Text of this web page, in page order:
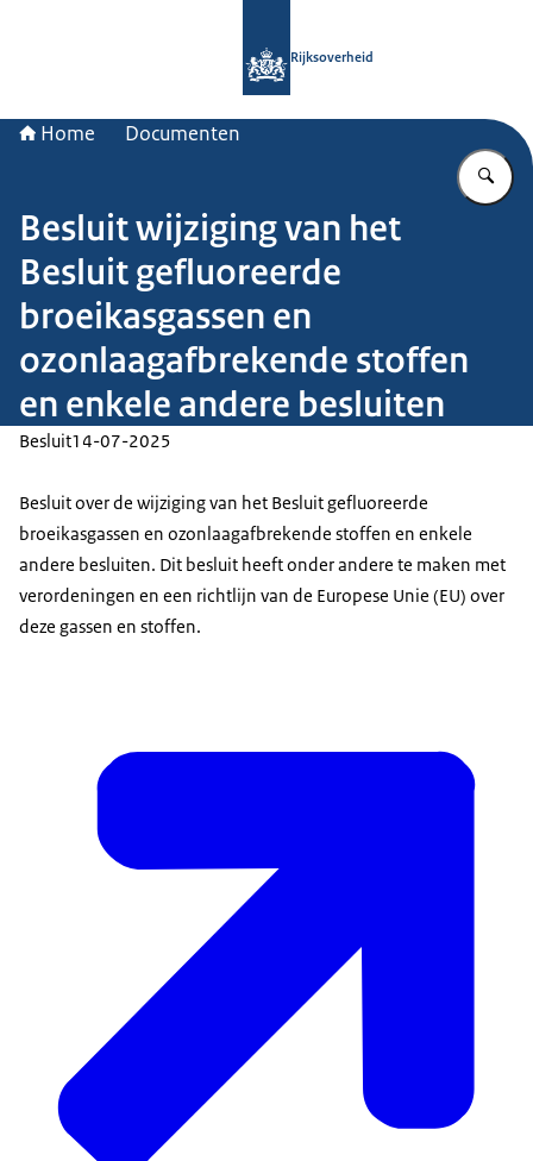
Rijksoverheid
Home Documenten
Besluit wijziging van het
Besluit gefluoreerde
broeikasgassen en
ozonlaagafbrekende stoffen
en enkele andere besluiten
Besluit14-07-2025
Besluit over de wijziging van het Besluit gefluoreerde
broeikasgassen en ozonlaagafbrekende stoffen en enkele
andere besluiten. Dit besluit heeft onder andere te maken met
verordeningen en een richtlijn van de Europese Unie (EU) over
deze gassen en stoffen.